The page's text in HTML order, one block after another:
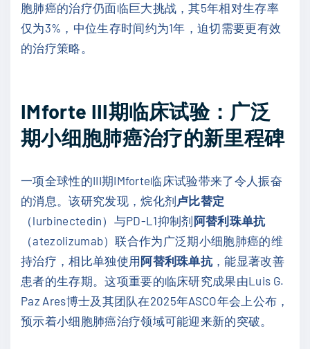
胞肺癌的治疗仍面临巨大挑战，其5年相对生存率
仅为3%，中位生存时间约为1年，迫切需要更有效
的治疗策略。
IMforte III期临床试验：广泛
期小细胞肺癌治疗的新里程碑
一项全球性的III期IMforte临床试验带来了令人振奋
的消息。该研究发现，烷化剂 卢比替定
（lurbinectedin）与PD-L1抑制剂阿替利珠单抗
（atezolizumab）联合作为广泛期小细胞肺癌的维
持治疗，相比单独使用阿替利珠单抗 ，能显著改善
患者的生存期。这项重要的临床研究成果由Luis G.
Paz Ares博士及其团队在2025年ASCO年会上公布，
预示着小细胞肺癌治疗领域可能迎来新的突破。